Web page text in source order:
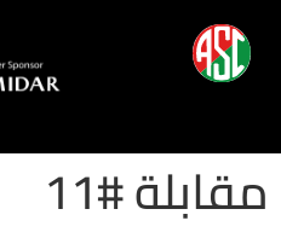
مقابلة #11